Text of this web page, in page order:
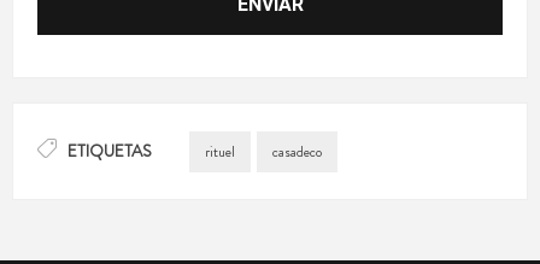
ETIQUETAS rituel casadeco